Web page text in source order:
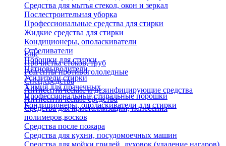
Средства для мытья стекол, окон и зеркал
Послестроительная уборка
Профессиональные средства для стирки
Жидкие средства для стирки
Кондиционеры, ополаскиватели
Отбеливатели
Порошки для стирки
Пятновыводители
Усилители стирки
Химия для прачечных
Профессиональные стиральные порошки
Кондиционеры, ополаскиватели для стирки
Еще
Прочистка стоков, труб
Реагенты противогололедные
Спец.средства
Антисептические и дезинфицирующие средства
Антисептические средства
Средства для кристаллизации, нанесения
полимеров,восков
Средства после пожара
Средства для кухни, посудомоечных машин
Средства для мойки грилей, духовок (удаление нагаров)